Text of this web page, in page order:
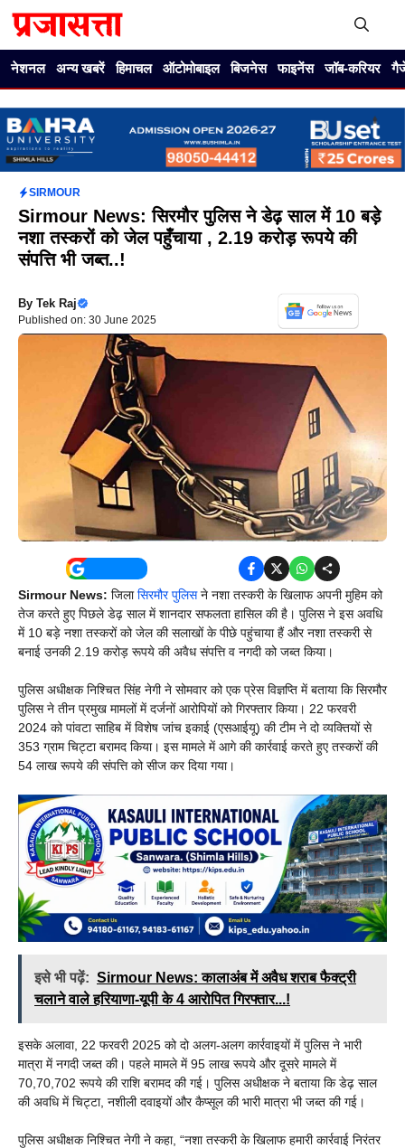
नेशनल अन्य खबरें हिमाचल ऑटोमोबाइल बिजनेस फाइनेंस जॉब-करियर
SIRMOUR
Sirmour News: सिरमौर पुलिस ने डेढ़ साल में 10 बड़े
नशा तस्करों को जेल पहुँचाया , 2.19 करोड़ रूपये की
संपत्ति भी जब्त..!
By Tek Raj
Published on: 30 June 2025
Sirmour News: जिलासिरमौर पुलिसने नशा तस्करी के खिलाफ अपनी मुहिम को
तेज करते हुए पिछले डेढ़ साल में शानदार सफलता हासिल की है। पुलिस ने इस अवधि
में 10 बड़े नशा तस्करों को जेल की सलाखों के पीछे पहुंचाया हैं और नशा तस्करी से
बनाई उनकी 2.19 करोड़ रूपये की अवैध संपत्ति व नगदी को जब्त किया।
पुलिस अधीक्षक निश्चित सिंह नेगी ने सोमवार को एक प्रेस विज्ञप्ति में बताया कि सिरमौर
पुलिस ने तीन प्रमुख मामलों में दर्जनों आरोपियों को गिरफ्तार किया। 22 फरवरी
2024 को पांवटा साहिब में विशेष जांच इकाई (एसआईयू) की टीम ने दो व्यक्तियों से
353 ग्राम चिट्टा बरामद किया। इस मामले में आगे की कार्रवाई करते हुए तस्करों की
54 लाख रूपये की संपत्ति को सीज कर दिया गया।
इसे भी पढ़ें: Sirmour News: कालाअंब में अवैध शराब फैक्ट्री
चलाने वाले हरियाणा-यूपी के 4 आरोपित गिरफ्तार...!
इसके अलावा, 22 फरवरी 2025 को दो अलग-अलग कार्रवाइयों में पुलिस ने भारी
मात्रा में नगदी जब्त की। पहले मामले में 95 लाख रूपये और दूसरे मामले में
70,70,702 रूपये की राशि बरामद की गई। पुलिस अधीक्षक ने बताया कि डेढ़ साल
की अवधि में चिट्टा, नशीली दवाइयों और कैप्सूल की भारी मात्रा भी जब्त की गई।
पुलिस अधीक्षक निश्चित नेगी ने कहा, “नशा तस्करी के खिलाफ हमारी कार्रवाई निरंतर